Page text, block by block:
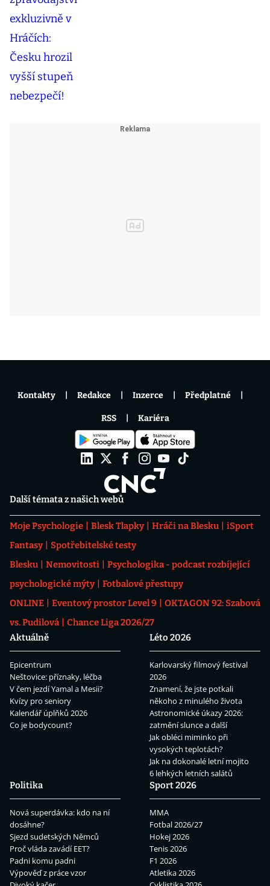
Další témata z našich webů
Moje Psychologie Blesk Tlapky Hráči na Blesku
iSport
Fantasy
Spotřebitelské testy
Blesku
Nemovitosti
Psychologika - podcast rozbíjející
psychologické mýty
Fotbalové přestupy
ONLINE
Eventový prostor Level 9
OKTAGON 92: Szabová
vs. Pudilová
Chance Liga 2026/27
Aktuálně
Epicentrum
Neštovice: příznaky, léčba
V čem jezdí Yamal a Mesii?
Kvízy pro seniory
Kalendář úplňků 2026
Co je bodycount?
Léto 2026
Karlovarský filmový festival
2026
Znamení, že jste potkali
někoho z minulého života
Astronomické úkazy 2026:
zatmění slunce a další
Jak obléci miminko při
vysokých teplotách?
Jak na dokonalé letní mojito
6 lehkých letních salátů
Politika
Nová superdávka: kdo na ní
dosáhne?
Sjezd sudetských Němců
Proč vláda zavádí EET?
Padni komu padni
Výpověď z práce vzor
Sport 2026
MMA
Fotbal 2026/27
Hokej 2026
Tenis 2026
F1 2026
Atletika 2026
Kontakty Redakce Inzerce Předplatné
RSS Kariéra